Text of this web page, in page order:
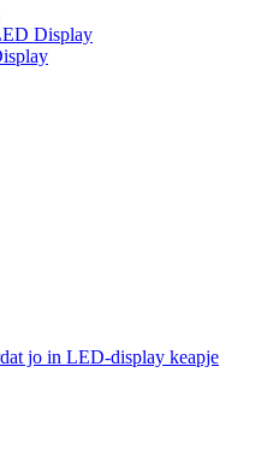
Display
jo in LED-display keapje